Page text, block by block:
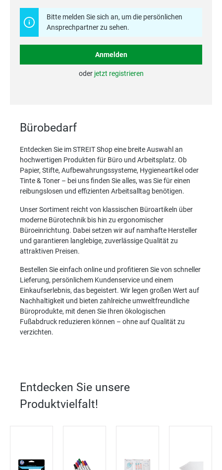
Mehr erfahren
Bitte melden Sie sich an, um die persönlichen
Ansprechpartner zu sehen.
Anmelden
oder jetzt registrieren
Bürobedarf
Entdecken Sie im STREIT Shop eine breite Auswahl an
hochwertigen Produkten für Büro und Arbeitsplatz. Ob
Papier, Stifte, Aufbewahrungssysteme, Hygieneartikel oder
Tinte & Toner – bei uns finden Sie alles, was Sie für einen
reibungslosen und effizienten Arbeitsalltag benötigen.
Unser Sortiment reicht von klassischen Büroartikeln über
moderne Bürotechnik bis hin zu ergonomischer
Büroeinrichtung. Dabei setzen wir auf namhafte Hersteller
und garantieren langlebige, zuverlässige Qualität zu
attraktiven Preisen.
Bestellen Sie einfach online und profitieren Sie von schneller
Lieferung, persönlichem Kundenservice und einem
Einkaufserlebnis, das begeistert. Wir legen großen Wert auf
Nachhaltigkeit und bieten zahlreiche umweltfreundliche
Büroprodukte, mit denen Sie Ihren ökologischen
Fußabdruck reduzieren können – ohne auf Qualität zu
verzichten.
Entdecken Sie unsere
Produktvielfalt!